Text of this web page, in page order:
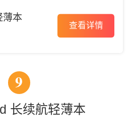
薄本
查看详情
9
长续航轻薄本